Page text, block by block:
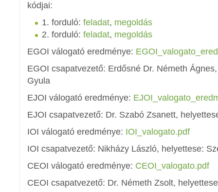
kódjai:
1. forduló: feladat, megoldás
2. forduló: feladat, megoldás
EGOI válogató eredménye:
EGOI csapatvezető: Erdősné Dr. Németh
Gyula
EJOI válogató eredménye:
EJOI csapatvezető: Dr. Szabó Zsanett,
IOI válogató eredménye: IOI_valogato.pdf
IOI csapatvezető: Nikházy László, helyettese:
CEOI válogató eredménye: CEOI_valogato.pdf
CEOI csapatvezető: Dr. Németh Zsolt,